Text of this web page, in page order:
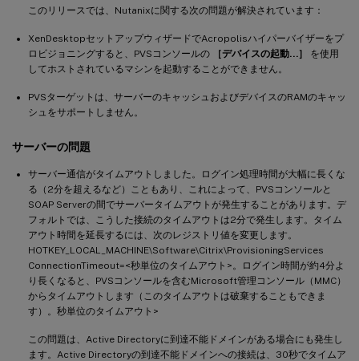
このリリースでは、Nutanixに関する次の問題が解決されています：
XenDesktopセットアップウィザードでAcropolisハイパーバイザーをプ
ロビジョニングすると、PVSコンソールの
［デバイスの起動…］
を使用
してホストされているマシンを起動することができません。
PVSターゲットは、サーバーのキャッシュおよびデバイスのRAMのキャッ
シュをサポートしません。
サーバーの問題
サーバー通信がタイムアウトしました。ログイン処理時間が大幅に長くな
る（2分を超えるなど）こともあり、これによって、PVSコンソールと
SOAP Serverの間でサーバータイムアウトが発生することがあります。デ
フォルトでは、こうした接続のタイムアウトは2分で発生します。タイム
アウト時間を延長するには、次のレジストリ値を変更します。
HOTKEY_LOCAL_MACHINE\Software\Citrix\ProvisioningServices
ConnectionTimeout=<秒単位のタイムアウト>。ログイン時間が約4分よ
り長くなると、PVSコンソールを含むMicrosoft管理コンソール（MMC）
からタイムアウトします（このタイムアウトは破棄することもできま
す）。秒単位のタイムアウト>
この問題は、Active Directoryに到達不能ドメインがある場合にも発生し
ます。Active Directoryの到達不能ドメインへの接続は、30秒でタイムア